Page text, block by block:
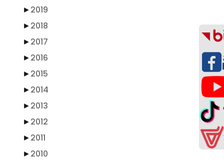
►2019
►2018
►2017
►2016
►2015
►2014
►2013
►2012
►2011
►2010